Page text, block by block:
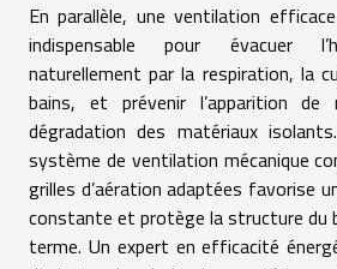
En parallèle, une ventilation
indispensable pour évacuer
naturellement par la respiration, la
bains, et prévenir l’apparition
dégradation des matériaux
système de ventilation mécanique
grilles d’aération adaptées favorise
constante et protège la structure du
terme. Un expert en efficacité